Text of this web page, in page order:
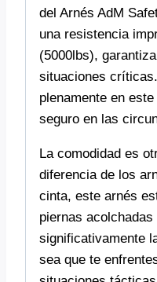
del Arnés AdM
una resistencia
(5000lbs),
situaciones
plenamente en
seguro en las
La comodidad es
diferencia de los
cinta, este arnés
piernas acolchadas
significativamente
sea que te